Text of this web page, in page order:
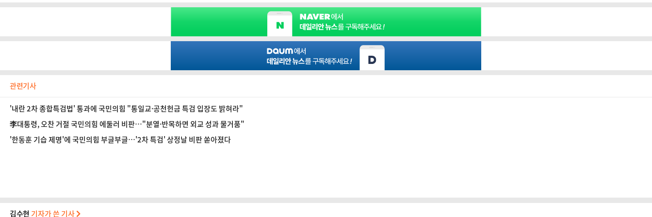
관련기사
'내란 2차 종합특검법' 통과에 국민의힘 "통일교·공천헌금 특검 입장도 밝혀라"
李대통령, 오찬 거절 국민의힘 에둘러 비판…"분열·반목하면 외교 성과 물거품"
'한동훈 기습 제명'에 국민의힘 부글부글…'2차 특검' 상정날 비판 쏟아졌다
김수현 기자가 쓴 기사